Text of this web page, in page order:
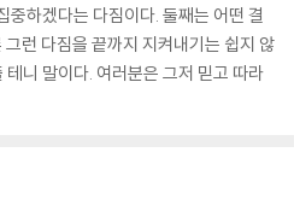
중하겠다는 다짐이다. 둘째는 어떤 결
그런 다짐을 끝까지 지켜내기는 쉽지 않
니 말이다. 여러분은 그저 믿고 따라